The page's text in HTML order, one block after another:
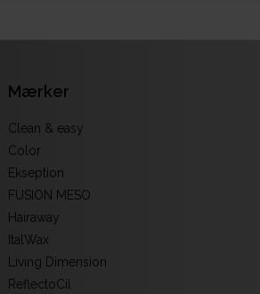
Mærker
Clean & easy
Color
Ekseption
FUSION MESO
Hairaway
ItalWax
Living Dimension
ReflectoCil